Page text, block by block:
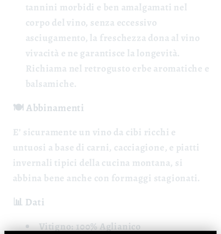
tannini morbidi e ben amalgamati nel
corpo del vino, senza eccessivo
asciugamento, la freschezza dona al vino
vivacità e ne garantisce la longevità.
Richiama nel retrogusto erbe aromatiche e
balsamiche.
🍽️ Abbinamenti
E’ sicuramente un vino da cibi ricchi e
untuosi a base di carni, cacciagione, e piatti
invernali tipici della cucina montana, si
abbina bene anche con formaggi stagionati.
📊 Dati
Vitigno: 100% Aglianico